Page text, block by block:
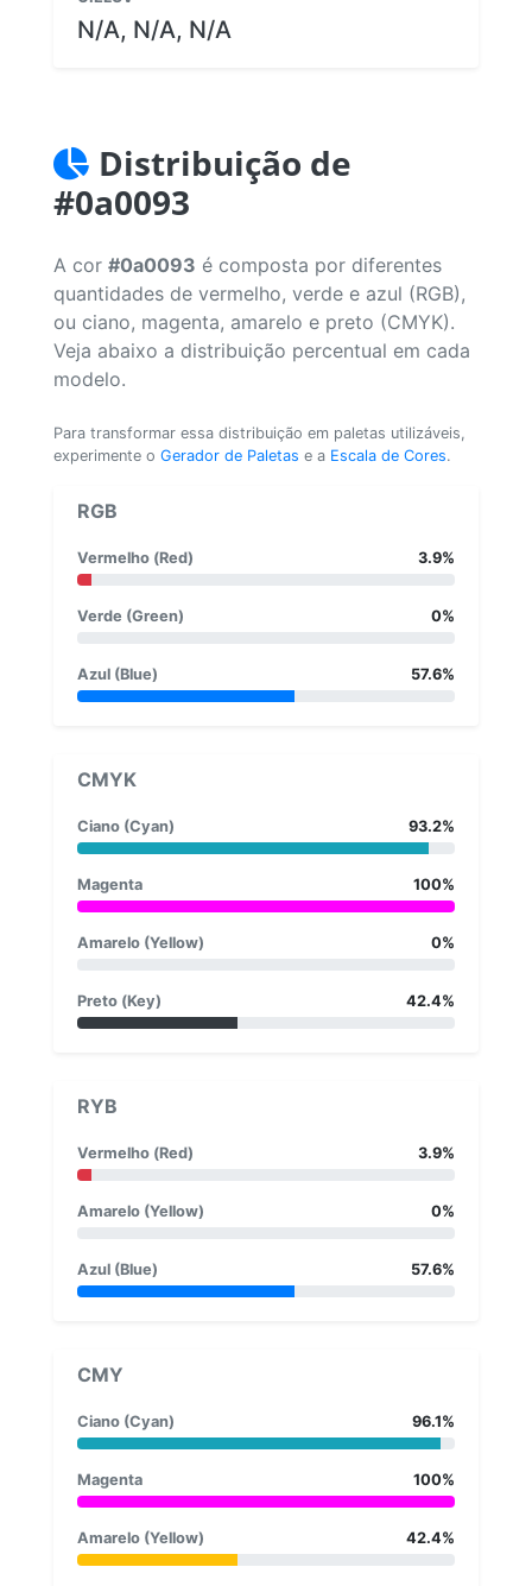
N/A, N/A, N/A
Distribuição de
#0a0093
A cor #0a0093 é composta por diferentes
quantidades de vermelho, verde e azul (RGB),
ou ciano, magenta, amarelo e preto (CMYK).
Veja abaixo a distribuição percentual em cada
modelo.
Para transformar essa distribuição em paletas utilizáveis,
experimente o Gerador de Paletas e a Escala de Cores.
RGB
Vermelho (Red) 3.9%
Verde (Green) 0%
Azul (Blue) 57.6%
CMYK
Ciano (Cyan) 93.2%
Magenta 100%
Amarelo (Yellow) 0%
Preto (Key) 42.4%
RYB
Vermelho (Red) 3.9%
Amarelo (Yellow) 0%
Azul (Blue) 57.6%
CMY
Ciano (Cyan) 96.1%
Magenta 100%
Amarelo (Yellow) 42.4%